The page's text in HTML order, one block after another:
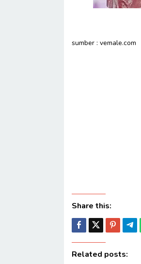
sumber : vemale.com
Share this:
Related posts: